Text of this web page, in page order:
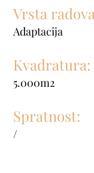
Vrsta
Adaptacija
Kvadratura:
5.000m2
Spratnost:
/